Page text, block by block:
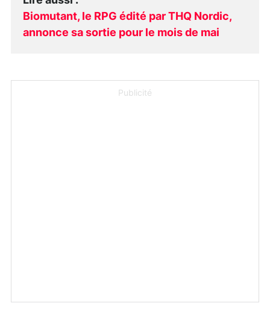
Biomutant, le RPG édité par THQ Nordic,
annonce sa sortie pour le mois de mai
Publicité